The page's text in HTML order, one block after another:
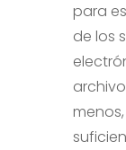
para
de los